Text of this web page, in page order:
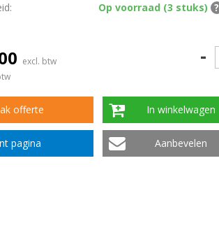
Op voorraad (3 stuks) ?
-
excl. btw
offerte In winkelwagen
pagina Aanbevelen